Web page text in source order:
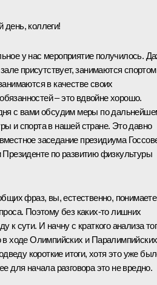
коллеги!
у нас мероприятие получилось.
присутствует, занимаются
в качестве своих
– это вдвойне хорошо.
с вами обсудим меры по
и спорта в нашей стране. Это давно
заседание президиума
Президенте по развитию физкультуры
фраз, вы, естественно, понимаете
Поэтому без каких‑то лишних
к сути. И начну с краткого анализа
в ходе Олимпийских и Паралимпийских
короткие итоги, хотя это уже
для начала разговора это не вредно.